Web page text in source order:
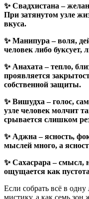
✨ Свадхистана –
При затянутом узле
вкуса.
✨ Манипура – воля,
человек либо буксует,
✨ Анахата – тепло,
проявляется
собственной защиты.
✨ Вишудха – голос,
узле человек молчит
срывается слишком
✨ Аджна – ясность,
мыслей много, а
✨ Сахасрара – смысл,
ощущается как
Если собрать всё в
мистику, а как семь зон